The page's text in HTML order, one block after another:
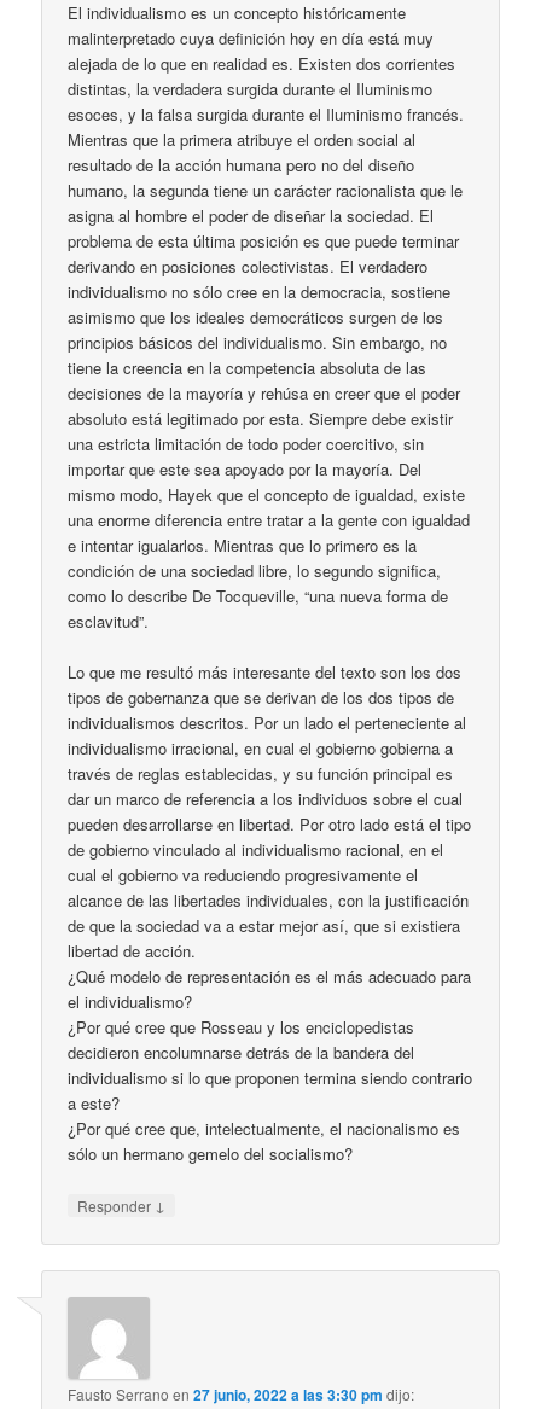
El individualismo es un concepto históricamente
malinterpretado cuya definición hoy en día está muy
alejada de lo que en realidad es. Existen dos corrientes
distintas, la verdadera surgida durante el Iluminismo
esoces, y la falsa surgida durante el Iluminismo francés.
Mientras que la primera atribuye el orden social al
resultado de la acción humana pero no del diseño
humano, la segunda tiene un carácter racionalista que le
asigna al hombre el poder de diseñar la sociedad. El
problema de esta última posición es que puede terminar
derivando en posiciones colectivistas. El verdadero
individualismo no sólo cree en la democracia, sostiene
asimismo que los ideales democráticos surgen de los
principios básicos del individualismo. Sin embargo, no
tiene la creencia en la competencia absoluta de las
decisiones de la mayoría y rehúsa en creer que el poder
absoluto está legitimado por esta. Siempre debe existir
una estricta limitación de todo poder coercitivo, sin
importar que este sea apoyado por la mayoría. Del
mismo modo, Hayek que el concepto de igualdad, existe
una enorme diferencia entre tratar a la gente con igualdad
e intentar igualarlos. Mientras que lo primero es la
condición de una sociedad libre, lo segundo significa,
como lo describe De Tocqueville, “una nueva forma de
esclavitud”.
Lo que me resultó más interesante del texto son los dos
tipos de gobernanza que se derivan de los dos tipos de
individualismos descritos. Por un lado el perteneciente al
individualismo irracional, en cual el gobierno gobierna a
través de reglas establecidas, y su función principal es
dar un marco de referencia a los individuos sobre el cual
pueden desarrollarse en libertad. Por otro lado está el tipo
de gobierno vinculado al individualismo racional, en el
cual el gobierno va reduciendo progresivamente el
alcance de las libertades individuales, con la justificación
de que la sociedad va a estar mejor así, que si existiera
libertad de acción.
¿Qué modelo de representación es el más adecuado para
el individualismo?
¿Por qué cree que Rosseau y los enciclopedistas
decidieron encolumnarse detrás de la bandera del
individualismo si lo que proponen termina siendo contrario
a este?
¿Por qué cree que, intelectualmente, el nacionalismo es
sólo un hermano gemelo del socialismo?
Responder ↓
Fausto Serrano en27 junio, 2022 a las 3:30 pm dijo: